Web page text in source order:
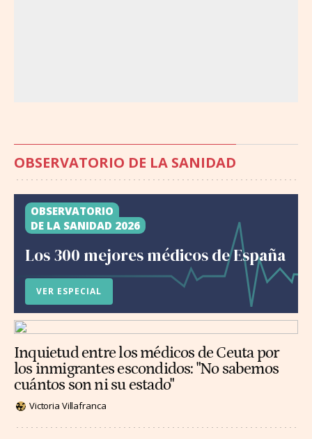
OBSERVATORIO DE LA SANIDAD
OBSERVATORIO
DE LA SANIDAD 2026
Los 300 mejores médicos de España
VER ESPECIAL
Inquietud entre los médicos de Ceuta por
los inmigrantes escondidos: "No sabemos
cuántos son ni su estado"
Victoria Villafranca